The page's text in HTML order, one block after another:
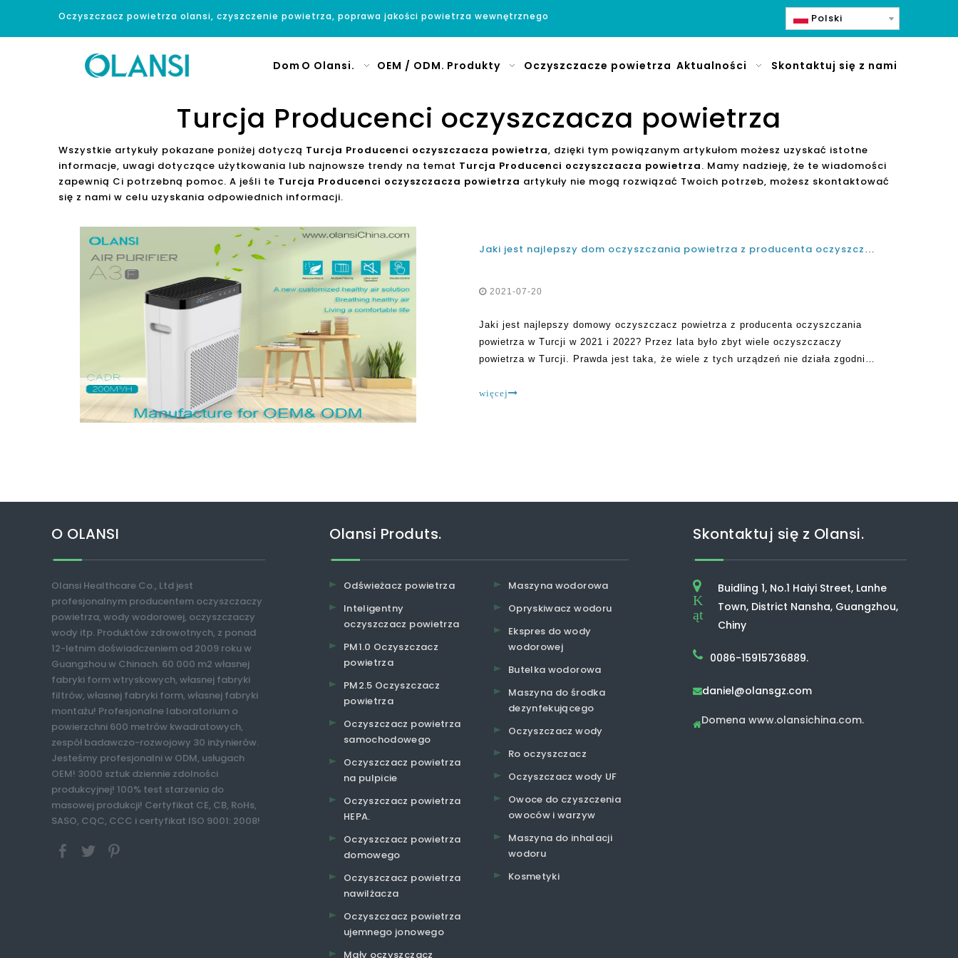
Oczyszczacz powietrza olansi, czyszczenie powietrza, poprawa jakości powietrza wewnętrznego Polski
Dom O Olansi. OEM / ODM. Produkty Oczyszczacze powietrza Aktualności Skontaktuj się z nami
Turcja Producenci oczyszczacza powietrza
Wszystkie artykuły pokazane poniżej dotyczą Turcja Producenci oczyszczacza powietrza, dzięki tym powiązanym artykułom możesz uzyskać istotne
informacje, uwagi dotyczące użytkowania lub najnowsze trendy na temat Turcja Producenci oczyszczacza powietrza. Mamy nadzieję, że te wiadomości
zapewnią Ci potrzebną pomoc. A jeśli te Turcja Producenci oczyszczacza powietrza artykuły nie mogą rozwiązać Twoich potrzeb, możesz skontaktować
się z nami w celu uzyskania odpowiednich informacji.
Jaki jest najlepszy dom oczyszczania powietrza z producenta oczyszczacza powietrza w Turcji w 2021 i 2022?
2021-07-20
Jaki jest najlepszy domowy oczyszczacz powietrza z producenta oczyszczania
powietrza w Turcji w 2021 i 2022? Przez lata było zbyt wiele oczyszczaczy
powietrza w Turcji. Prawda jest taka, że ​​wiele z tych urządzeń nie działa zgodnie
Przed Patroniziem.
więcej
O OLANSI
Olansi Healthcare Co., Ltd jest
profesjonalnym producentem oczyszczaczy
powietrza, wody wodorowej, oczyszczaczy
wody itp. Produktów zdrowotnych, z ponad
12-letnim doświadczeniem od 2009 roku w
Guangzhou w Chinach. 60 000 m2 własnej
fabryki form wtryskowych, własnej fabryki
filtrów, własnej fabryki form, własnej fabryki
montażu! Profesjonalne laboratorium o
powierzchni 600 metrów kwadratowych,
zespół badawczo-rozwojowy 30 inżynierów.
Jesteśmy profesjonalni w ODM, usługach
OEM! 3000 sztuk dziennie zdolności
produkcyjnej! 100% test starzenia do
masowej produkcji! Certyfikat CE, CB, RoHs,
SASO, CQC, CCC i certyfikat ISO 9001: 2008!
Olansi Produts.
Odświeżacz powietrza
Inteligentny
oczyszczacz powietrza
PM1.0 Oczyszczacz
powietrza
PM2.5 Oczyszczacz
powietrza
Oczyszczacz powietrza
samochodowego
Oczyszczacz powietrza
na pulpicie
Oczyszczacz powietrza
HEPA.
Oczyszczacz powietrza
domowego
Oczyszczacz powietrza
nawilżacza
Oczyszczacz powietrza
ujemnego jonowego
Mały oczyszczacz
Maszyna wodorowa
Opryskiwacz wodoru
Ekspres do wody
wodorowej
Butelka wodorowa
Maszyna do środka
dezynfekującego
Oczyszczacz wody
Ro oczyszczacz
Oczyszczacz wody UF
Owoce do czyszczenia
owoców i warzyw
Maszyna do inhalacji
wodoru
Kosmetyki
Skontaktuj się z Olansi.
K
ąt
Buidling 1, No.1 Haiyi Street, Lanhe
Town, District Nansha, Guangzhou,
Chiny
0086-15915736889.
daniel@olansgz.com
Domena www.olansichina.com.